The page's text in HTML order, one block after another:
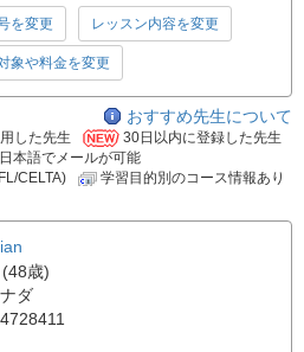
を変更 レッスン内容を変更
象や料金を変更
おすすめ先生について
した先生
30日以内に登録した先生
日本語でメールが可能
CELTA)
学習目的別のコース情報あり
歳)
ダ